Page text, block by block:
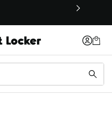
nieuw venster